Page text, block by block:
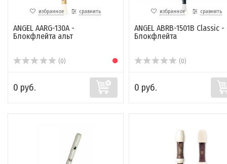
избранное сравнить
ANGEL AARG-130A -
Блокфлейта альт
(0)
0 руб.
избранное сравнить
ANGEL ABRB-1501B Classic -
Блокфлейта
(0)
0 руб.